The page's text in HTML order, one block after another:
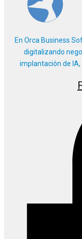
En Orca Business
digitalizando
implantación de IA,